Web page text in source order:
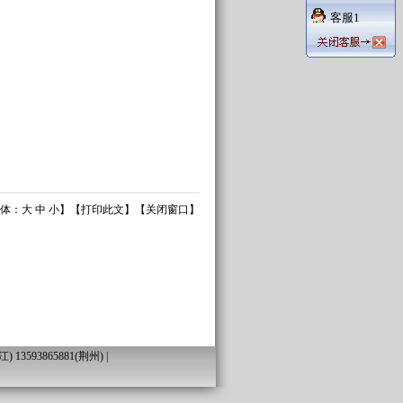
： 大 中 小】【打印此文 】【 关闭窗口 】
13593865881(荆州) |
客服1